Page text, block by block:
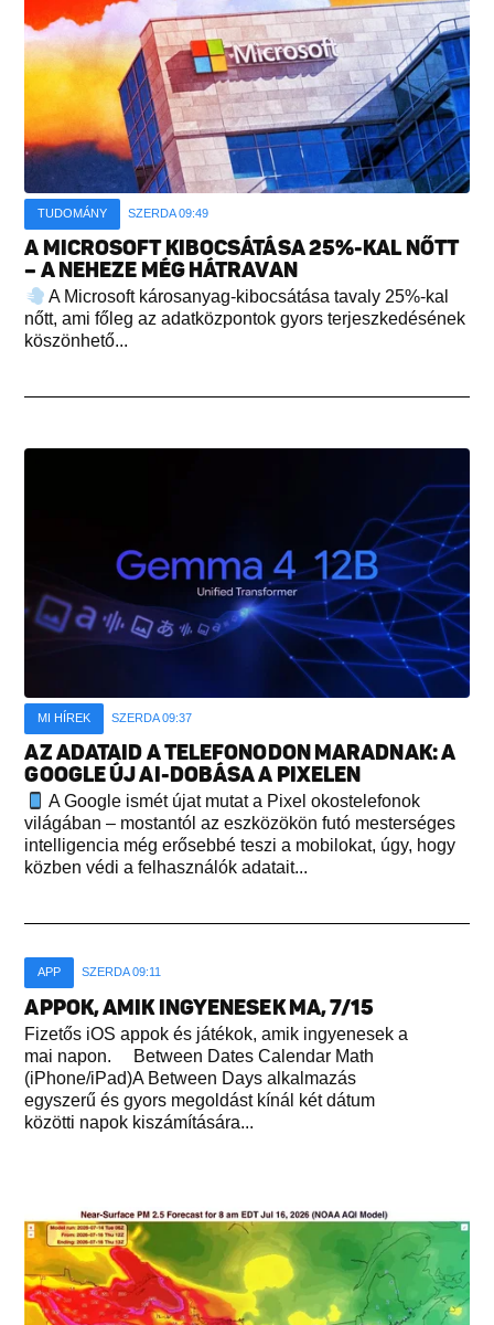
TUDOMÁNY SZERDA 09:49
A MICROSOFT KIBOCSÁTÁSA 25%-KAL NŐTT
– A NEHEZE MÉG HÁTRAVAN
A Microsoft károsanyag-kibocsátása tavaly 25%-kal
nőtt, ami főleg az adatközpontok gyors terjeszkedésének
köszönhető...
MI HÍREK SZERDA 09:37
AZ ADATAID A TELEFONODON MARADNAK: A
GOOGLE ÚJ AI-DOBÁSA A PIXELEN
A Google ismét újat mutat a Pixel okostelefonok
világában – mostantól az eszközökön futó mesterséges
intelligencia még erősebbé teszi a mobilokat, úgy, hogy
közben védi a felhasználók adatait...
APP SZERDA 09:11
APPOK, AMIK INGYENESEK MA, 7/15
Fizetős iOS appok és játékok, amik ingyenesek a
mai napon. Between Dates Calendar Math
(iPhone/iPad)A Between Days alkalmazás
egyszerű és gyors megoldást kínál két dátum
közötti napok kiszámítására...